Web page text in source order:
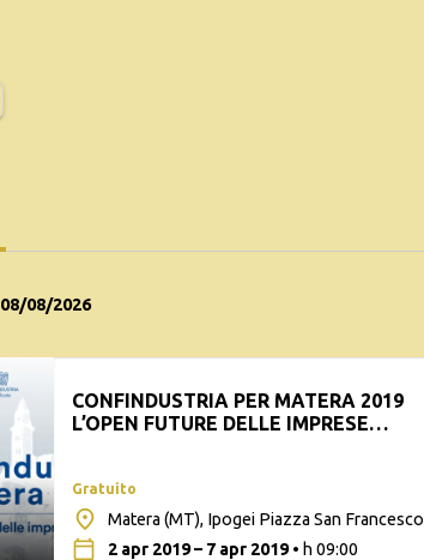
08/08/2026
CONFINDUSTRIA PER MATERA 2019
L’OPEN FUTURE DELLE IMPRESE
Gratuito
Matera (MT), Ipogei Piazza San Francesco
2 apr 2019 – 7 apr 2019• h 09:00